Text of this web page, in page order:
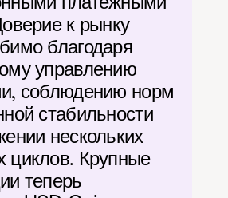
к рынку
благодаря
управлению
соблюдению норм
стабильности
нескольких
циклов. Крупные
теперь